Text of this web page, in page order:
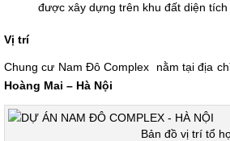
được xây dựng trên khu đất diện tích
Vị trí
Chung cư Nam Đô Complex nằm tại địa
Hoàng Mai – Hà Nội
Bản đồ vị trí tổ